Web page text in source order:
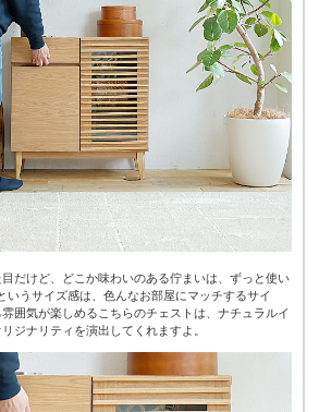
だけど、どこか味わいのある佇まいは、ずっと使い
いうサイズ感は、色んなお部屋にマッチするサイ
囲気が楽しめるこちらのチェストは、ナチュラルイ
ジナリティを演出してくれますよ。